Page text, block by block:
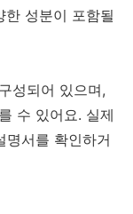
성분이 포함될
성되어 있으며,
수 있어요. 실제
명서를 확인하거